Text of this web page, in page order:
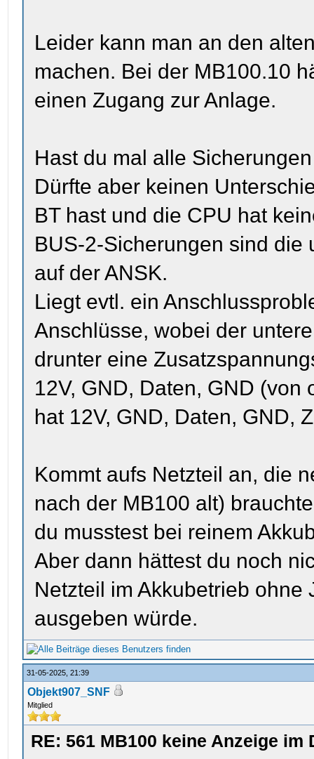
Leider kann man an den
machen. Bei der MB100.10
einen Zugang zur Anlage.
Hast du mal alle
Dürfte aber keinen
BT hast und die CPU hat
BUS-2-Sicherungen sind die
auf der ANSK.
Liegt evtl. ein
Anschlüsse, wobei der
drunter eine
12V, GND, Daten, GND
hat 12V, GND, Daten, GND,
Kommt aufs Netzteil an, die
nach der MB100 alt)
du musstest bei reinem
Aber dann hättest du noch
Netzteil im Akkubetrieb
ausgeben würde.
31-05-2025, 21:39
Objekt907_SNF
Mitglied
RE: 561 MB100 keine Anzeige im